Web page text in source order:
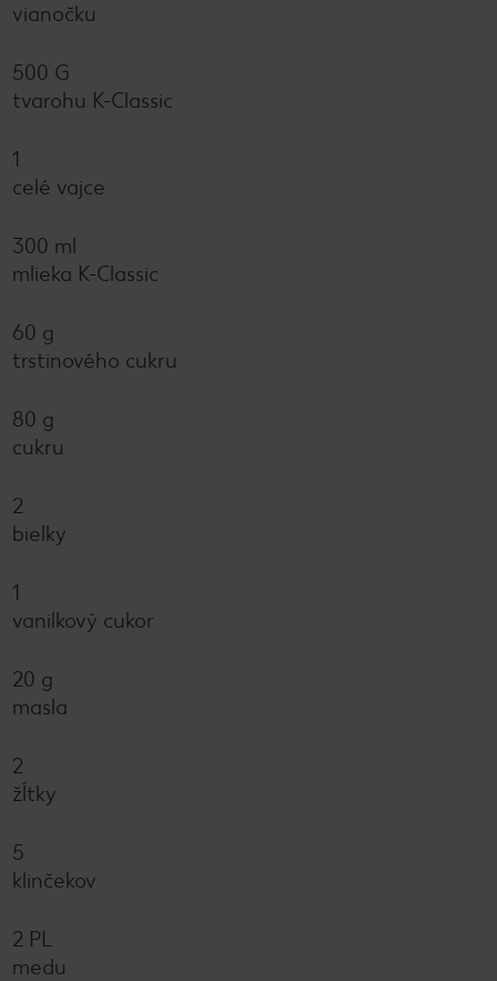
vianočku
500 G
tvarohu K-Classic
1
celé vajce
300 ml
mlieka K-Classic
60 g
trstinového cukru
80 g
cukru
2
bielky
1
vanilkový cukor
20 g
masla
2
žĺtky
5
klinčekov
2 PL
medu